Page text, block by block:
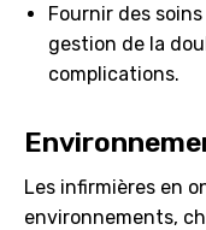
Fournir des
gestion de la
complications.
Les infirmières en
environnements,